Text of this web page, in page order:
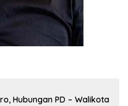
Hubungan PD – Walikota